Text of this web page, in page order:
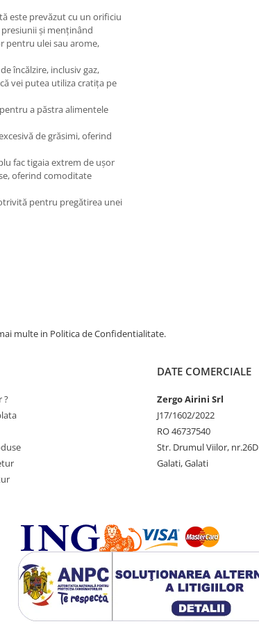
este prevăzut cu un orificiu
și menținând
pentru ulei sau arome,
încălzire, inclusiv gaz,
vei putea utiliza cratița pe
a păstra alimentele
de grăsimi, oferind
fac tigaia extrem de ușor
oferind comoditate
pentru pregătirea unei
multe in Politica de Confidentialitate.
?
DATE COMERCIALE
Zergo Airini Srl
J17/1602/2022
RO 46737540
Str. Drumul Viilor, nr.26D
Galati, Galati